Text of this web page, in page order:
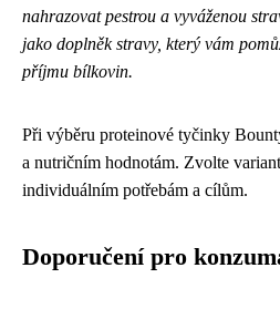
nahrazovat pestrou a vyváženou
jako doplněk stravy, který vám
příjmu bílkovin.
Při výběru proteinové tyčinky
a nutričním hodnotám. Zvolte
individuálním potřebám a cílům.
Doporučení pro